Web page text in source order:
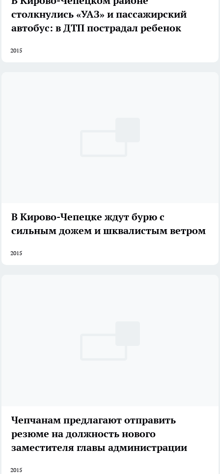
столкнулись «УАЗ» и пассажирский
автобус: в ДТП пострадал ребенок
2015
В Кирово-Чепецке ждут бурю с
сильным дожем и шквалистым ветром
2015
Чепчанам предлагают отправить
резюме на должность нового
заместителя главы администрации
2015